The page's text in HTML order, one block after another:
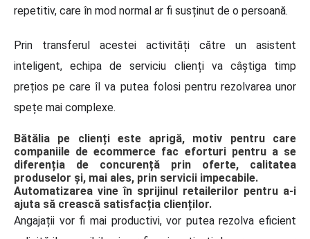
repetitiv, care în mod normal ar fi susținut de o persoană.
Prin transferul acestei activități către un asistent
inteligent, echipa de serviciu clienți va câștiga timp
prețios pe care îl va putea folosi pentru rezolvarea unor
spețe mai complexe.
Bătălia pe clienți este aprigă, motiv pentru care
companiile de ecommerce fac eforturi pentru a se
diferenția de concurență prin oferte, calitatea
produselor și, mai ales, prin servicii impecabile.
Automatizarea vine în sprijinul retailerilor pentru a-i
ajuta să crească satisfacția clienților.
Angajații vor fi mai productivi, vor putea rezolva eficient